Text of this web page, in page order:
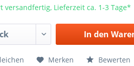
versandfertig, Lieferzeit ca. 1-3 Tage*
In den
Merken Bewerten